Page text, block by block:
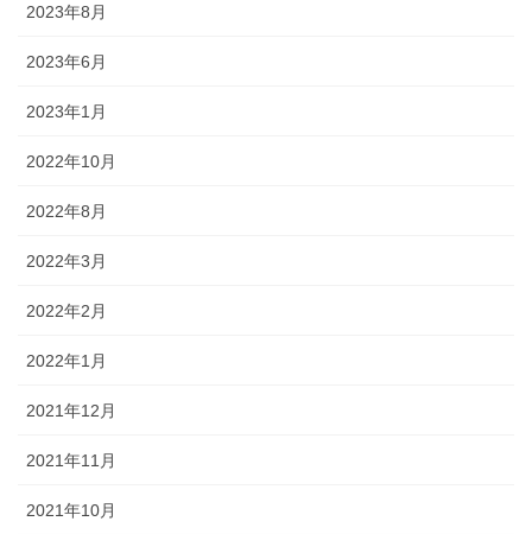
2023年8月
2023年6月
2023年1月
2022年10月
2022年8月
2022年3月
2022年2月
2022年1月
2021年12月
2021年11月
2021年10月